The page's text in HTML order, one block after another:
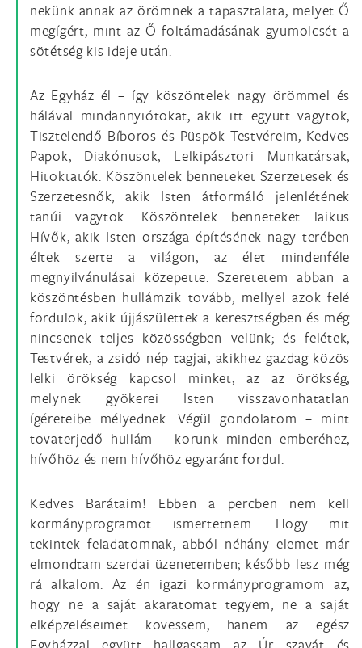
nekünk annak az örömnek a tapasztalata, melyet Ő
megígért, mint az Ő föltámadásának gyümölcsét a
sötétség kis ideje után.
Az Egyház él – így köszöntelek nagy örömmel és
hálával mindannyiótokat, akik itt együtt vagytok,
Tisztelendő Bíboros és Püspök Testvéreim, Kedves
Papok, Diakónusok, Lelkipásztori Munkatársak,
Hitoktatók. Köszöntelek benneteket Szerzetesek és
Szerzetesnők, akik Isten átformáló jelenlétének
tanúi vagytok. Köszöntelek benneteket laikus
Hívők, akik Isten országa építésének nagy terében
éltek szerte a világon, az élet mindenféle
megnyilvánulásai közepette. Szeretetem abban a
köszöntésben hullámzik tovább, mellyel azok felé
fordulok, akik újjászülettek a keresztségben és még
nincsenek teljes közösségben velünk; és felétek,
Testvérek, a zsidó nép tagjai, akikhez gazdag közös
lelki örökség kapcsol minket, az az örökség,
melynek gyökerei Isten visszavonhatatlan
ígéreteibe mélyednek. Végül gondolatom – mint
tovaterjedő hullám – korunk minden emberéhez,
hívőhöz és nem hívőhöz egyaránt fordul.
Kedves Barátaim! Ebben a percben nem kell
kormányprogramot ismertetnem. Hogy mit
tekintek feladatomnak, abból néhány elemet már
elmondtam szerdai üzenetemben; később lesz még
rá alkalom. Az én igazi kormányprogramom az,
hogy ne a saját akaratomat tegyem, ne a saját
elképzeléseimet kövessem, hanem az egész